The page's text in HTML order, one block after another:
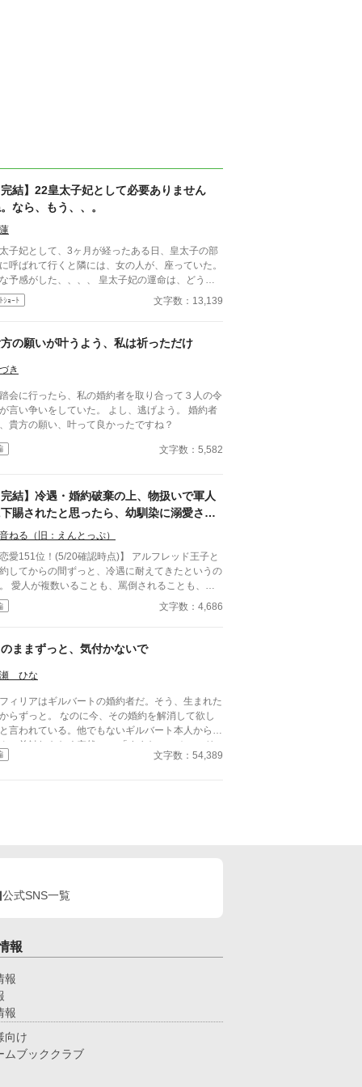
結】22皇太子妃として必要ありません
なら、もう、、。
子妃として、3ヶ月が経ったある日、皇太子の部
呼ばれて行くと隣には、女の人が、座っていた。
感がした、、、、 皇太子妃の運命は、どうな
るのでしょう？ 指導係、教育係編Part1
ｼｮｰﾄ 文字数：13,139
の願いが叶うよう、私は祈っただけ
き
会に行ったら、私の婚約者を取り合って３人の令
い争いをしていた。 よし、逃げよう。 婚約者
貴方の願い、叶って良かったですね？
文字数：5,582
結】冷遇・婚約破棄の上、物扱いで軍人
賜されたと思ったら、幼馴染に溺愛され
活になりました。
ねる（旧：えんとっぷ）
愛151位！(5/20確認時点)】 アルフレッド王子と
してからの間ずっと、冷遇に耐えてきたというの
愛人が複数いることも、罵倒されることも、ア
レッド王子がすべき政務をやらされていること
何年間も耐えてきたのに＿＿ 「お前のような器
婚約破棄し、この娘と結婚することとする」 ア
レッド王子は新しい愛人の女の腰を寄せ、婚約破
告げる。 愛人はアルフレッド王子にしなだれか
ざいました。４話の助詞を修正しました。
文字数：4,686
ままずっと、気付かないで
ひな
ィリアはギルバートの婚約者だ。そう、生まれた
と。 なのに今、その婚約を解消して欲し
言われている。他でもないギルバート本人から、
前触れもなく突然に。 「すまない、オフィリ
」 「畏まりました、王太子殿下。」 そう答える文字数：54,389
公式SNS一覧
報
報
報
向け
ムブッククラブ